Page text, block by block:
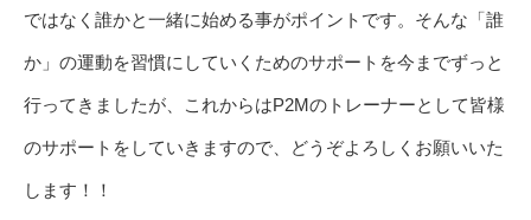
ではなく誰かと一緒に始める事がポイントです。そんな「誰
か」の運動を習慣にしていくためのサポートを今までずっと
行ってきましたが、これからはP2Mのトレーナーとして皆様
のサポートをしていきますので、どうぞよろしくお願いいた
します！！